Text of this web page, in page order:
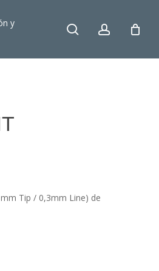
y
search account
Tip / 0,3mm Line) de